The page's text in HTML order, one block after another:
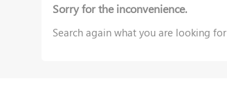
Sorry for the inconvenience.
Search again what you are looking for